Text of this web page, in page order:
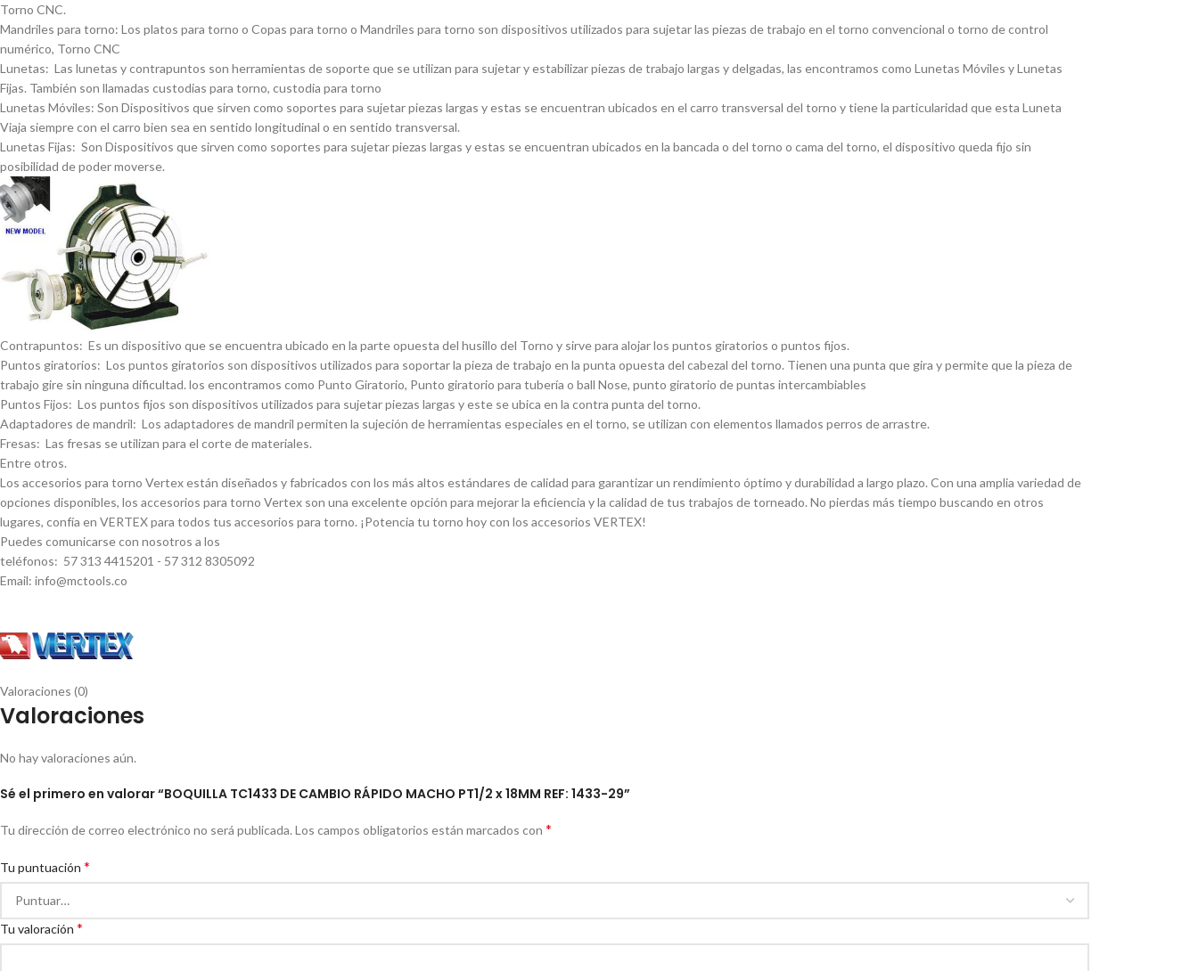
Torno CNC.
Mandriles para torno: Los platos para torno o Copas para torno o Mandriles para torno son dispositivos utilizados para sujetar las piezas de trabajo en el torno convencional o torno de control
numérico, Torno CNC
Lunetas: Las lunetas y contrapuntos son herramientas de soporte que se utilizan para sujetar y estabilizar piezas de trabajo largas y delgadas, las encontramos como Lunetas Móviles y Lunetas
Fijas. También son llamadas custodias para torno, custodia para torno
Lunetas Móviles: Son Dispositivos que sirven como soportes para sujetar piezas largas y estas se encuentran ubicados en el carro transversal del torno y tiene la particularidad que esta Luneta
Viaja siempre con el carro bien sea en sentido longitudinal o en sentido transversal.
Lunetas Fijas: Son Dispositivos que sirven como soportes para sujetar piezas largas y estas se encuentran ubicados en la bancada o del torno o cama del torno, el dispositivo queda fijo sin
posibilidad de poder moverse.
Contrapuntos: Es un dispositivo que se encuentra ubicado en la parte opuesta del husillo del Torno y sirve para alojar los puntos giratorios o puntos fijos.
Puntos giratorios: Los puntos giratorios son dispositivos utilizados para soportar la pieza de trabajo en la punta opuesta del cabezal del torno. Tienen una punta que gira y permite que la pieza de
trabajo gire sin ninguna dificultad. los encontramos como Punto Giratorio, Punto giratorio para tuberí­a o ball Nose, punto giratorio de puntas intercambiables
Puntos Fijos: Los puntos fijos son dispositivos utilizados para sujetar piezas largas y este se ubica en la contra punta del torno.
Adaptadores de mandril: Los adaptadores de mandril permiten la sujeción de herramientas especiales en el torno, se utilizan con elementos llamados perros de arrastre.
Fresas: Las fresas se utilizan para el corte de materiales.
Entre otros.
Los accesorios para torno Vertex están diseñados y fabricados con los más altos estándares de calidad para garantizar un rendimiento óptimo y durabilidad a largo plazo. Con una amplia variedad de
opciones disponibles, los accesorios para torno Vertex son una excelente opción para mejorar la eficiencia y la calidad de tus trabajos de torneado. No pierdas más tiempo buscando en otros
lugares, confí­a en VERTEX para todos tus accesorios para torno. ¡Potencia tu torno hoy con los accesorios VERTEX!
Puedes comunicarse con nosotros a los
teléfonos: 57 313 4415201 - 57 312 8305092
Email: info@mctools.co
Valoraciones (0)
Valoraciones
No hay valoraciones aún.
Sé el primero en valorar “BOQUILLA TC1433 DE CAMBIO RÁPIDO MACHO PT1/2 x 18MM REF: 1433-29”
Tu dirección de correo electrónico no será publicada. Los campos obligatorios están marcados con *
Tu puntuación *
Tu valoración *